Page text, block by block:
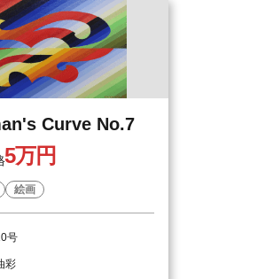
Curve No.7
5万円
絵画
号
彩